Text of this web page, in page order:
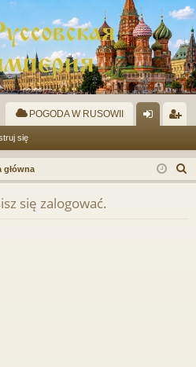
POGODA W RUSOWII
og
uj
ej
es
się
główna
z
się zalogować.